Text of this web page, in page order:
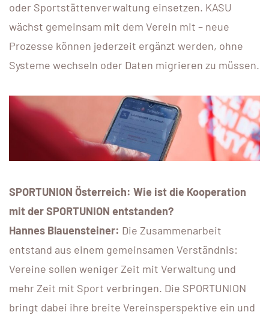
oder Sportstättenverwaltung einsetzen. KASU
wächst gemeinsam mit dem Verein mit – neue
Prozesse können jederzeit ergänzt werden, ohne
Systeme wechseln oder Daten migrieren zu müssen.
SPORTUNION Österreich: Wie ist die Kooperation
mit der SPORTUNION entstanden?
Hannes Blauensteiner: Die Zusammenarbeit
entstand aus einem gemeinsamen Verständnis:
Vereine sollen weniger Zeit mit Verwaltung und
mehr Zeit mit Sport verbringen. Die SPORTUNION
bringt dabei ihre breite Vereinsperspektive ein und